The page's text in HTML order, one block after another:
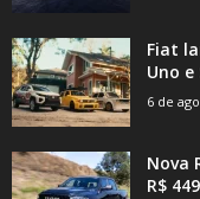
Fiat
Uno
6 de
Nova
R$